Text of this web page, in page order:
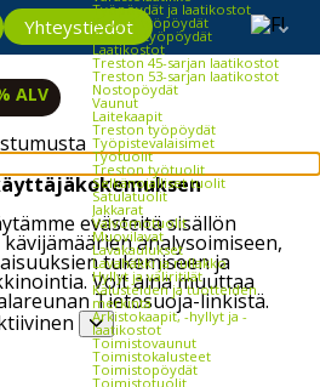
evästeitä sisällön
analysoimiseen,
tukemiseen ja
Voit aina muuttaa
Tietosuoja-linkistä.
Yhteystiedot
Työpöydät ja laatikostot
Kevyet työpöydät
Raskaat työpöydät
Laatikostot
Treston 45-sarjan laatikostot
Treston 53-sarjan laatikostot
Nostopöydät
Vaunut
Laitekaapit
Treston työpöydät
Työpistevalaisimet
Työtuolit
Treston työtuolit
Selkänojalliset tuolit
Satulatuolit
Jakkarat
Valvomotuolit
Muovilavat
Lavakaulukset
Lavahäkki ja rullakko
Hyllyt ja väliritilät
Kalusteiden ja tuotteiden
merkintä
Arkistokaapit, -hyllyt ja -
laatikostot
Toimistovaunut
Toimistokalusteet
Toimistopöydät
Toimistotuolit
ALV